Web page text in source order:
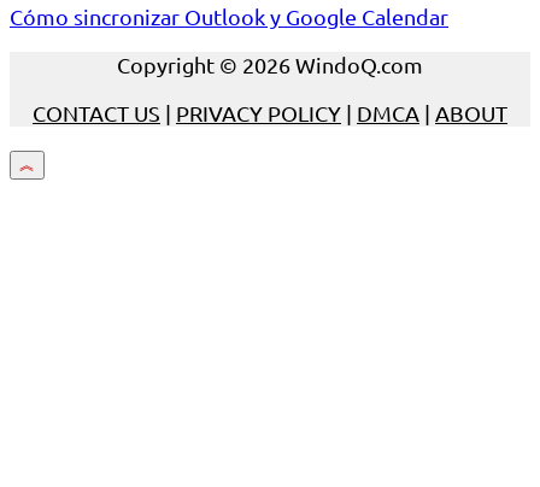
Cómo sincronizar Outlook y Google Calendar
Copyright © 2026 WindoQ.com
CONTACT US | PRIVACY POLICY | DMCA | ABOUT